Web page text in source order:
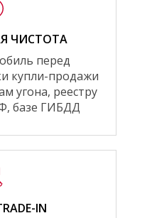
ЧИСТОТА
перед
купли-продажи
угона, реестру
базе ГИБДД
IN